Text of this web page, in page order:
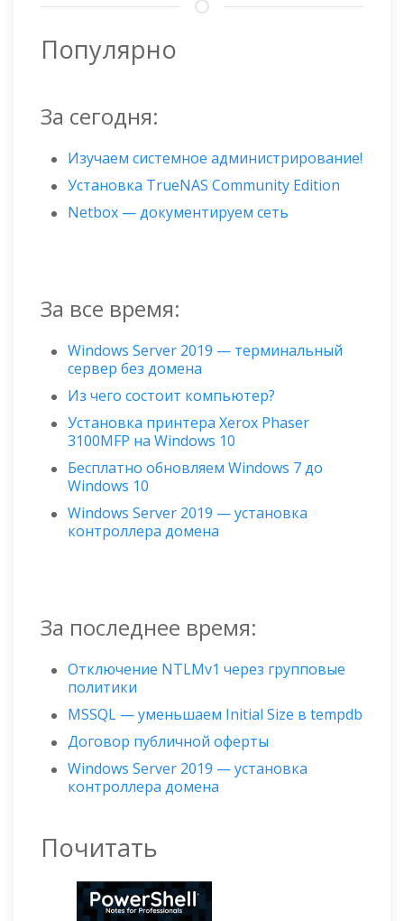
Популярно
За сегодня:
Изучаем системное администрирование!
Установка TrueNAS Community Edition
Netbox — документируем сеть
За все время:
Windows Server 2019 — терминальный
сервер без домена
Из чего состоит компьютер?
Установка принтера Xerox Phaser
3100MFP на Windows 10
Бесплатно обновляем Windows 7 до
Windows 10
Windows Server 2019 — установка
контроллера домена
За последнее время:
Отключение NTLMv1 через групповые
политики
MSSQL — уменьшаем Initial Size в tempdb
Договор публичной оферты
Windows Server 2019 — установка
контроллера домена
Почитать